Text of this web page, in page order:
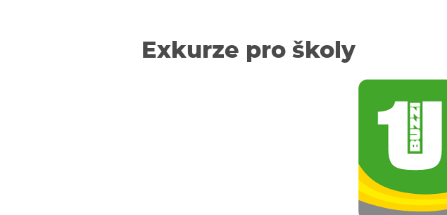
Exkurze pro školy